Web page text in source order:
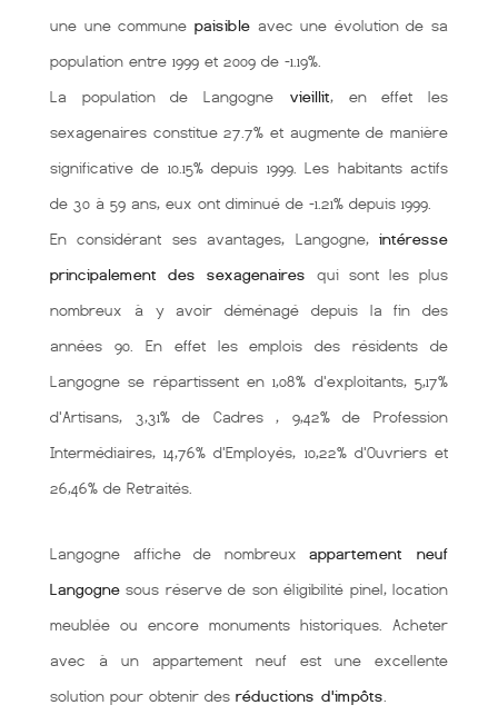
une une commune paisibleavec une évolution de sa
population entre 1999 et 2009 de -1.19%.
La population de Langogne vieillit, en effet les
sexagenaires constitue 27.7% et augmente de manière
significative de 10.15% depuis 1999. Les habitants actifs
de 30 à 59 ans, eux ont diminué de -1.21% depuis 1999.
En considérant ses avantages, Langogne, intéresse
principalement des sexagenaires qui sont les plus
nombreux à y avoir déménagé depuis la fin des
années 90. En effet les emplois des résidents de
Langogne se répartissent en 1,08% d'exploitants, 5,17%
d'Artisans, 3,31% de Cadres , 9,42% de Profession
Intermédiaires, 14,76% d'Employés, 10,22% d'Ouvriers et
26,46% de Retraités.
Langogne affiche de nombreuxappartement neuf
Langogne sous réserve de son éligibilité pinel, location
meublée ou encore monuments historiques. Acheter
avec à un appartement neuf est une excellente
solution pour obtenir des réductions d'impôts